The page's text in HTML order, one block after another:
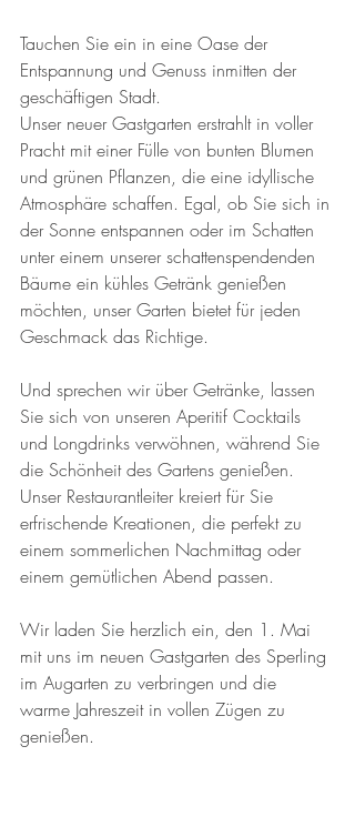
Tauchen Sie ein in eine Oase der
Entspannung und Genuss inmitten der
geschäftigen Stadt.
Unser neuer Gastgarten erstrahlt in voller
Pracht mit einer Fülle von bunten Blumen
und grünen Pflanzen, die eine idyllische
Atmosphäre schaffen. Egal, ob Sie sich in
der Sonne entspannen oder im Schatten
unter einem unserer schattenspendenden
Bäume ein kühles Getränk genießen
möchten, unser Garten bietet für jeden
Geschmack das Richtige.
Und sprechen wir über Getränke, lassen
Sie sich von unseren Aperitif Cocktails
und Longdrinks verwöhnen, während Sie
die Schönheit des Gartens genießen.
Unser Restaurantleiter kreiert für Sie
erfrischende Kreationen, die perfekt zu
einem sommerlichen Nachmittag oder
einem gemütlichen Abend passen.
Wir laden Sie herzlich ein, den 1. Mai
mit uns im neuen Gastgarten des Sperling
im Augarten zu verbringen und die
warme Jahreszeit in vollen Zügen zu
genießen.